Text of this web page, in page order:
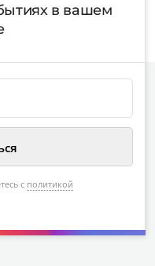
в вашем
с политикой